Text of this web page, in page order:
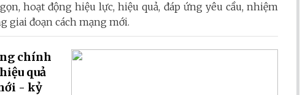
hoạt động hiệu lực, hiệu quả, đáp ứng yêu cầu, nhiệm
giai đoạn cách mạng mới.
chính
quả
- kỷ